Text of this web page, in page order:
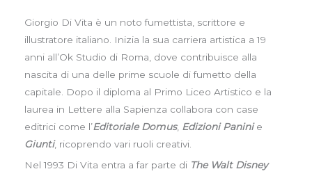
Giorgio Di Vita è un noto fumettista, scrittore e
illustratore italiano. Inizia la sua carriera artistica a 19
anni all’Ok Studio di Roma, dove contribuisce alla
nascita di una delle prime scuole di fumetto della
capitale. Dopo il diploma al Primo Liceo Artistico e la
laurea in Lettere alla Sapienza collabora con case
editrici come l’Editoriale Domus, Edizioni Panini e
Giunti, ricoprendo vari ruoli creativi.
Nel 1993 Di Vita entra a far parte di The Walt Disney